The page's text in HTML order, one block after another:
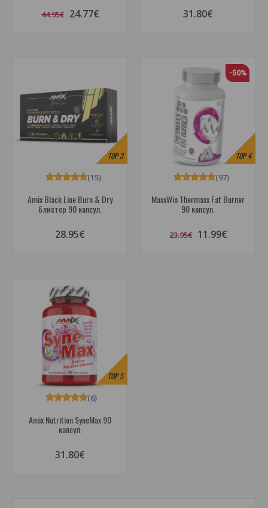
44.95€ 24.77€ 31.80€
TOP3
Amix Black Line Burn & Dry
блистер 90 капсул.
(15)
28.95€
TOP4
-50%
MaxxWin Thermaxx Fat Burner
90 капсул.
(97)
23.95€ 11.99€
TOP5
Amix Nutrition SyneMax 90
капсул.
(6)
31.80€